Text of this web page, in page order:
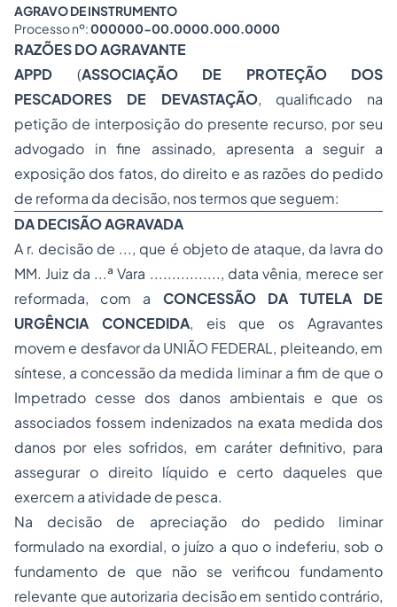
AGRAVO DE INSTRUMENTO
Processo nº:000000-00.0000.000.0000
RAZÕES DO AGRAVANTE
APPD (ASSOCIAÇÃO DE PROTEÇÃO DOS
PESCADORES DE DEVASTAÇÃO, qualificado na
petição de interposição do presente recurso, por seu
advogado in fine assinado, apresenta a seguir a
exposição dos fatos, do direito e as razões do pedido
de reforma da decisão, nos termos que seguem:
DA DECISÃO AGRAVADA
A r. decisão de ..., que é objeto de ataque, da lavra do
MM. Juiz da ...ª Vara ................, data vênia, merece ser
reformada, com a CONCESSÃO DA TUTELA DE
URGÊNCIA CONCEDIDA, eis que os Agravantes
movem e desfavor da UNIÃO FEDERAL, pleiteando, em
síntese, a concessão da medida liminar a fim de que o
Impetrado cesse dos danos ambientais e que os
associados fossem indenizados na exata medida dos
danos por eles sofridos, em caráter definitivo, para
assegurar o direito líquido e certo daqueles que
exercem a atividade de pesca.
Na decisão de apreciação do pedido liminar
formulado na exordial, o juízo a quo o indeferiu, sob o
fundamento de que não se verificou fundamento
relevante que autorizaria decisão em sentido contrário,